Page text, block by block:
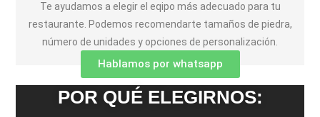
Te ayudamos a elegir el eqipo más adecuado para tu
restaurante. Podemos recomendarte tamaños de piedra,
número de unidades y opciones de personalización.
Hablamos por whatsapp
POR QUÉ ELEGIRNOS: